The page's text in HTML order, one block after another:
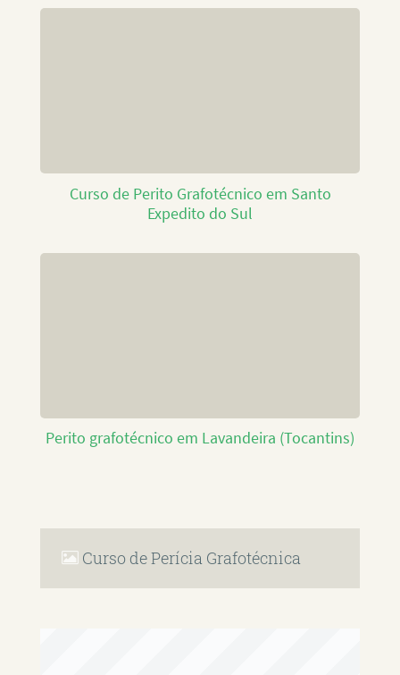
Curso de Perito Grafotécnico em Santo
Expedito do Sul
Perito grafotécnico em Lavandeira (Tocantins)
Curso de Perícia Grafotécnica